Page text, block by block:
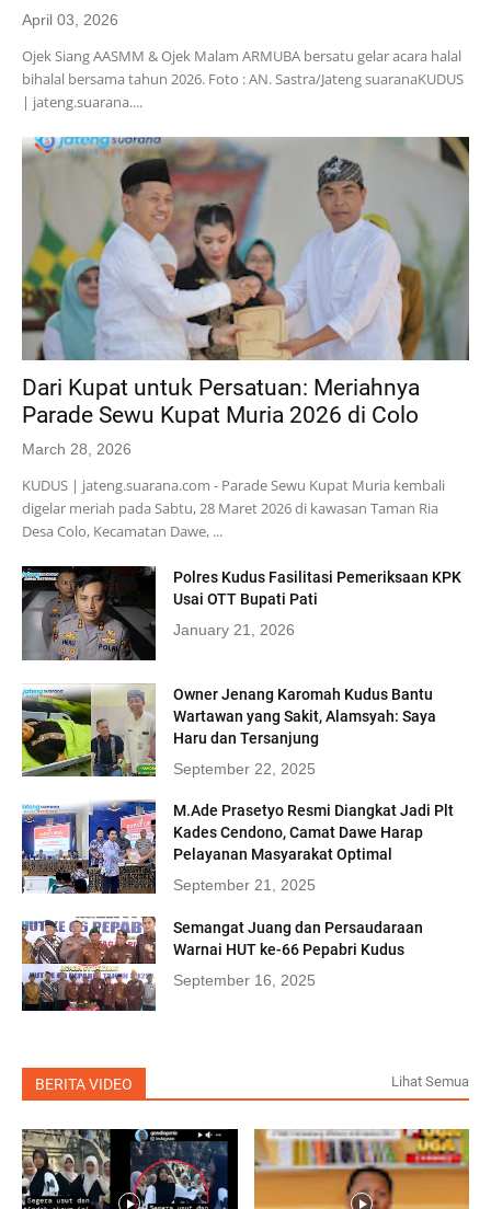
April 03, 2026
Ojek Siang AASMM & Ojek Malam ARMUBA bersatu gelar acara halal
bihalal bersama tahun 2026. Foto : AN. Sastra/Jateng suaranaKUDUS
| jateng.suarana....
Dari Kupat untuk Persatuan: Meriahnya
Parade Sewu Kupat Muria 2026 di Colo
March 28, 2026
KUDUS | jateng.suarana.com - Parade Sewu Kupat Muria kembali
digelar meriah pada Sabtu, 28 Maret 2026 di kawasan Taman Ria
Desa Colo, Kecamatan Dawe, ...
Polres Kudus Fasilitasi Pemeriksaan KPK
Usai OTT Bupati Pati
January 21, 2026
Owner Jenang Karomah Kudus Bantu
Wartawan yang Sakit, Alamsyah: Saya
Haru dan Tersanjung
September 22, 2025
M.Ade Prasetyo Resmi Diangkat Jadi Plt
Kades Cendono, Camat Dawe Harap
Pelayanan Masyarakat Optimal
September 21, 2025
Semangat Juang dan Persaudaraan
Warnai HUT ke-66 Pepabri Kudus
September 16, 2025
BERITA VIDEO Lihat Semua